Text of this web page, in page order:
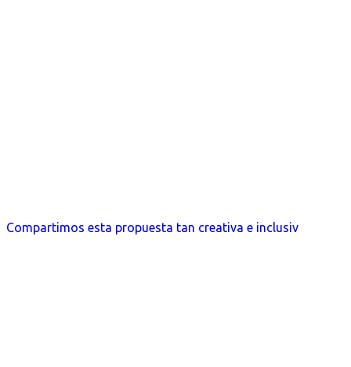
Compartimos esta propuesta tan creativa e inclusiv